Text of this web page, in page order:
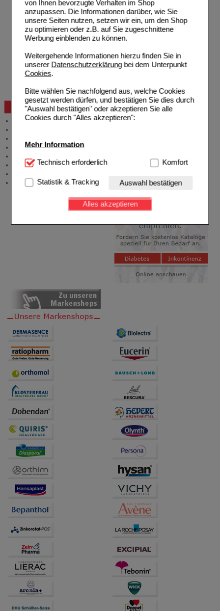
von Ihnen bevorzugte Verhalten im Shop
anzupassen. Die Informationen darüber, wie Sie
unsere Seiten nutzen, setzen wir ein, um den Shop
zu optimieren oder z.B. auf Sie zugeschnittene
Werbung einblenden zu können.
Weitergehende Informationen hierzu finden Sie in
unserer Datenschutzerklärungbei dem Unterpunkt
Cookies.
Bitte wählen Sie nachfolgend aus, welche Cookies
gesetzt werden dürfen, und bestätigen Sie dies durch
"Auswahl bestätigen" oder akzeptieren Sie alle
Cookies durch "Alles akzeptieren":
Mehr Information
Technisch Notwendig:Hierbei handelt es sich um
Website notwendig sind (z.B. Navigation, Warenkorb,
Kundenkonto), weshalb auf diese nicht verzichtet
werden kann.
Einkaufserlebnis noch ansprechender zu gestalten,
beispielsweise für die Wiedererkennung des
Besuchers oder unsere Seite an bevorzugte
anzupassen. Komfort-Cookies ermöglichen es uns
auch auf Ihre Bedürfnisse zugeschrittene Inhalte
anzuzeigen und unser Partnerprogramm zu
Statistik & Tracking:Hierüber lassen sich
Informationen über die Art und Weise der Nutzung
unserer Website sammeln, mit deren Hilfe wir unsere
Website weiter für Sie optimieren können, den Inhalt
auf unserer Website aber auch die Werbung auf
Drittseiten möglichst relevant für Sie zu gestalten.
Bitte beachten Sie, dass Daten hierfür teilweise an
übertragen werden.
Technisch erforderlich Komfort
Statistik & Tracking Auswahl bestätigen
Alles akzeptieren
Hilfe zur Anmeldung
Hilfe zum Bestellvorgang
Zahlungsmöglichkeiten
Rezepte einlösen
Freiumschläge anfordern
Auslandsbestellung
Reklamation
Bestellschein
Beratung und Service
Allgemeine Information
Zuzahlungsfreie Arzneien
Newsletter
Stellenangebote